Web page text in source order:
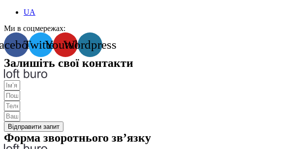
UA
Ми в соцмережах:
TwitterYoutube
Wordpress
Залишіть свої контакти
Відправити запит
Форма зворотнього зв’язку